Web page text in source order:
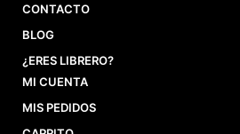
CONTACTO
BLOG
¿ERES LIBRERO?
MI CUENTA
MIS PEDIDOS